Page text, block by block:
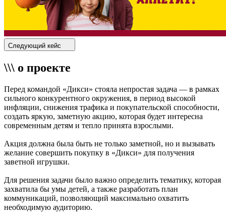
Следующий кейс
\\\ о проекте
Перед командой «Дикси» стояла непростая задача — в рамках
сильного конкурентного окружения, в период высокой
инфляции, снижения трафика и покупательской способности,
создать яркую, заметную акцию, которая будет интересна
современным детям и тепло принята взрослыми.
Акция должна была быть не только заметной, но и вызывать
желание совершить покупку в «Дикси» для получения
заветной игрушки.
Для решения задачи было важно определить тематику, которая
захватила бы умы детей, а также разработать план
коммуникаций, позволяющий максимально охватить
необходимую аудиторию.